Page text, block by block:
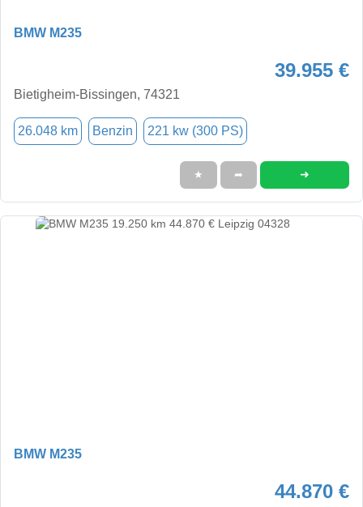
BMW M235
39.955 €
Bietigheim-Bissingen, 74321
26.048 km Benzin 221 kw (300 PS)
★ ➦ ➜
BMW M235
44.870 €